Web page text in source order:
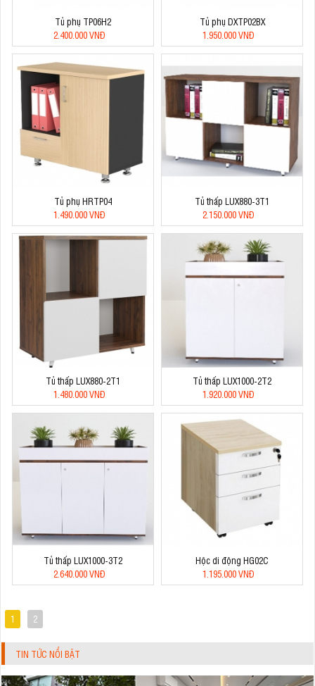
Tủ phụ TP06H2
2.400.000 VNĐ
Tủ phụ DXTP02BX
1.950.000 VNĐ
Tủ phụ HRTP04
1.490.000 VNĐ
Tủ thấp LUX880-3T1
2.150.000 VNĐ
Tủ thấp LUX880-2T1
1.480.000 VNĐ
Tủ thấp LUX1000-2T2
1.920.000 VNĐ
Tủ thấp LUX1000-3T2
2.640.000 VNĐ
Hộc di động HG02C
1.195.000 VNĐ
1 2
TIN TỨC NỔI BẬT